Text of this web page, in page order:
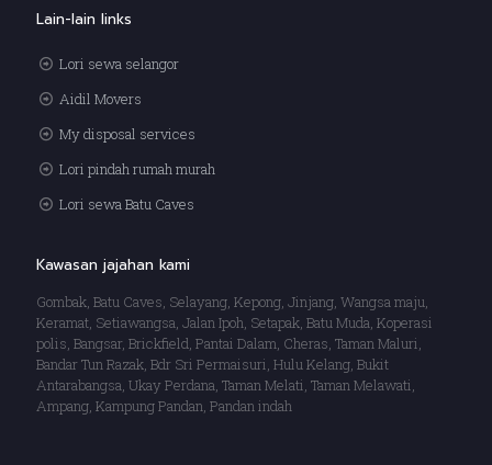
Lain-lain links
Lori sewa selangor
Aidil Movers
My disposal services
Lori pindah rumah murah
Lori sewa Batu Caves
Kawasan jajahan kami
Gombak, Batu Caves, Selayang, Kepong, Jinjang, Wangsa maju,
Keramat, Setiawangsa, Jalan Ipoh, Setapak, Batu Muda, Koperasi
polis, Bangsar, Brickfield, Pantai Dalam, Cheras, Taman Maluri,
Bandar Tun Razak, Bdr Sri Permaisuri, Hulu Kelang, Bukit
Antarabangsa, Ukay Perdana, Taman Melati, Taman Melawati,
Ampang, Kampung Pandan, Pandan indah